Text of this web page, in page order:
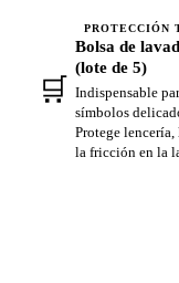
🛒
PROTECCIÓN
Bolsa de
(lote de 5)
Indispensable
símbolos
Protege
la fricción en la